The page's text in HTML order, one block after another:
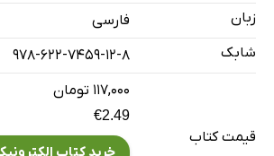
زبان
فارسی
شابک
978-622-7459-12-8
قیمت کتاب
۱۱۷,۰۰۰ تومان
€2.49